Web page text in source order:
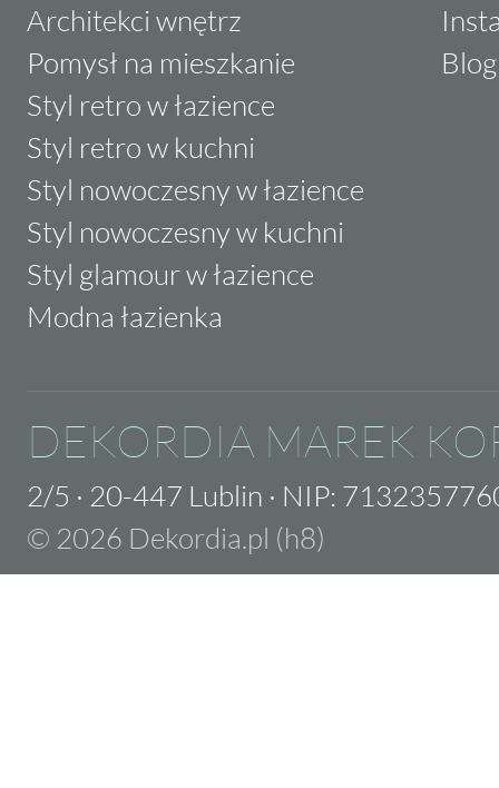
Architekci wnętrz
Pomysł na mieszkanie
Styl retro w łazience
Styl retro w kuchni
Styl nowoczesny w łazience
Styl nowoczesny w kuchni
Styl glamour w łazience
Modna łazienka
Blog
DEKORDIA MAREK
2/5 · 20-447 Lublin · NIP:
© 2026 Dekordia.pl (h8)